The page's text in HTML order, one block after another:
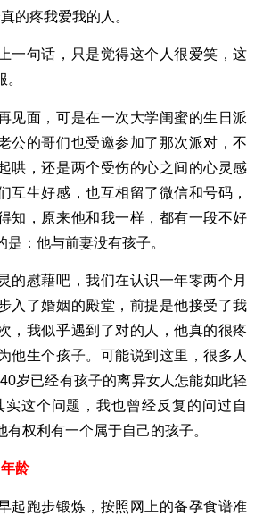
的疼我爱我的人。
一句话，只是觉得这个人很爱笑，这
见面，可是在一次大学闺蜜的生日派
公的哥们也受邀参加了那次派对，不
哄，还是两个受伤的心之间的心灵感
互生好感，也互相留了微信和号码，
知，原来他和我一样，都有一段不好
：他与前妻没有孩子。
的慰藉吧，我们在认识一年零两个月
入了婚姻的殿堂，前提是他接受了我
，我似乎遇到了对的人，他真的很疼
他生个孩子。可能说到这里，很多人
岁已经有孩子的离异女人怎能如此轻
实这个问题，我也曾经反复的问过自
有权利有一个属于自己的孩子。
龄
起跑步锻炼，按照网上的备孕食谱准